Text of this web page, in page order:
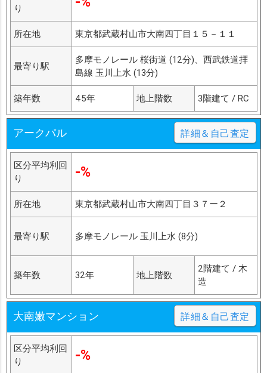
り
所在地 東京都武蔵村山市大南四丁目１５－１１
最寄り駅
多摩モノレール 桜街道 (12分)、西武鉄道拝
島線 玉川上水 (13分)
築年数 45年 地上階数 3階建て / RC
アークパル 詳細＆自己査定
区分平均利回
り
-%
所在地 東京都武蔵村山市大南四丁目３７ー２
最寄り駅 多摩モノレール 玉川上水 (8分)
築年数 32年 地上階数
2階建て / 木
造
大南嫩マンション 詳細＆自己査定
区分平均利回
り
-%